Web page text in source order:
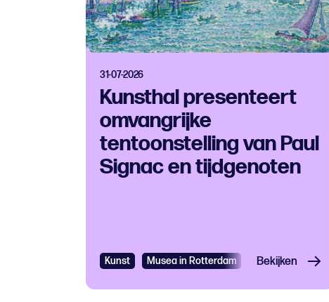
31-07-2026
Kunsthal presenteert
omvangrijke
tentoonstelling van Paul
Signac en tijdgenoten
Kunst Musea in Rotterdam Bekijken